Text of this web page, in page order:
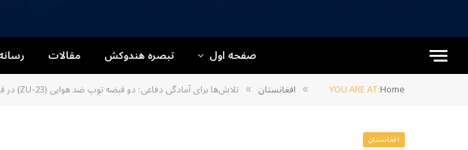
صفحه اول تبصره هندوکش مقالات
YOU ARE AT:Home
» افغانستان » تلاش‌ها برای آمادگی دفاعی؛ دو قبضه توپ ضد هوایی (23-ZU) در قول اردوی مرکزی فعال شدند
افغانستان